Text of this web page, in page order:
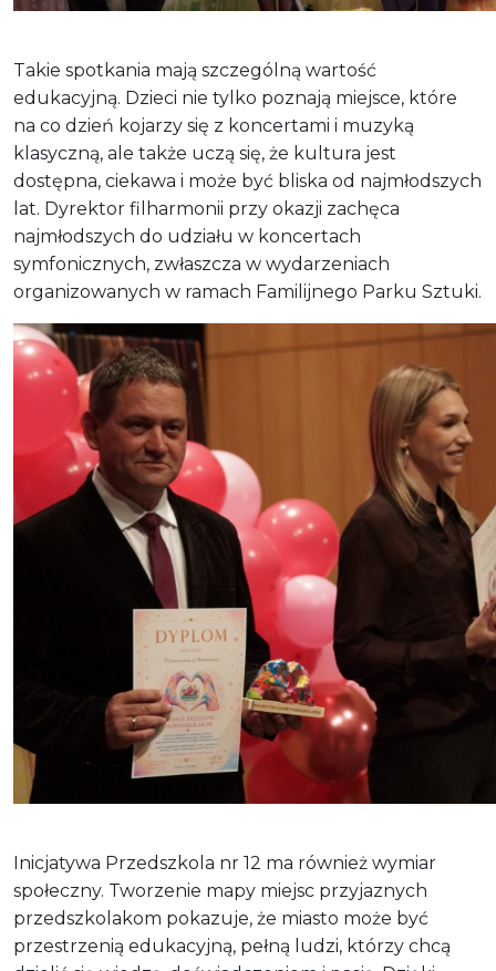
Takie spotkania mają szczególną wartość
edukacyjną. Dzieci nie tylko poznają miejsce, które
na co dzień kojarzy się z koncertami i muzyką
klasyczną, ale także uczą się, że kultura jest
dostępna, ciekawa i może być bliska od najmłodszych
lat. Dyrektor filharmonii przy okazji zachęca
najmłodszych do udziału w koncertach
symfonicznych, zwłaszcza w wydarzeniach
organizowanych w ramach Familijnego Parku Sztuki.
Inicjatywa Przedszkola nr 12 ma również wymiar
społeczny. Tworzenie mapy miejsc przyjaznych
przedszkolakom pokazuje, że miasto może być
przestrzenią edukacyjną, pełną ludzi, którzy chcą